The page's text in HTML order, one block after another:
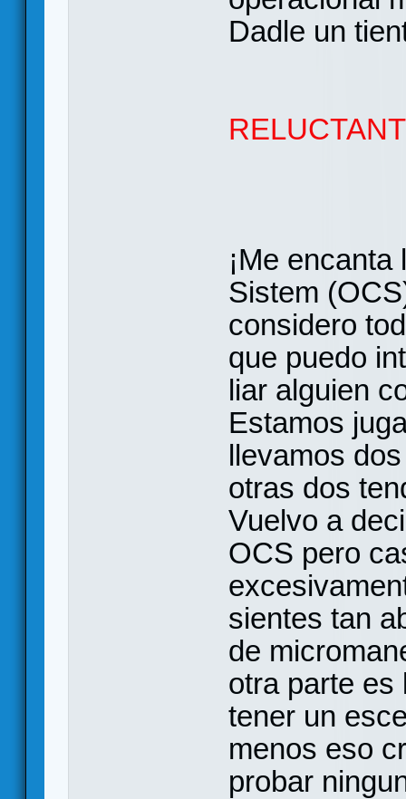
Dadle un
¡Me
Sistem
considero
que puedo
liar alguien
Estamos
llevamos
otras dos
Vuelvo a
OCS pero
sientes tan
de
otra parte es
tener un
menos eso
probar